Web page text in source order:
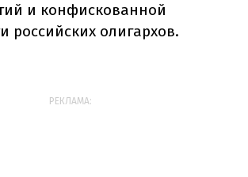
и конфискованной
российских олигархов.
РЕКЛАМА: